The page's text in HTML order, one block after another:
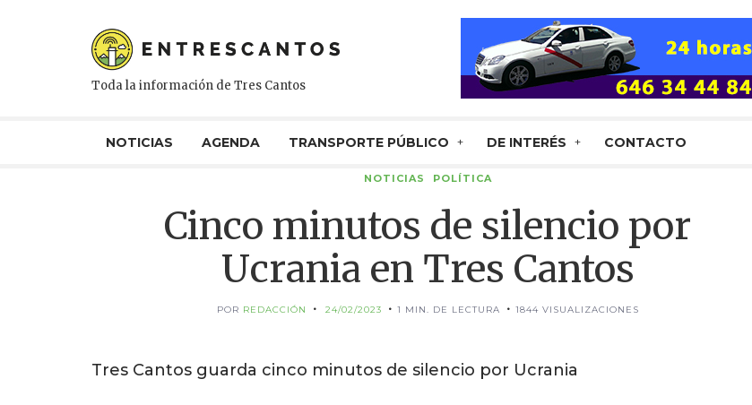
Toda la información de Tres Cantos
NOTICIAS AGENDA TRANSPORTE PÚBLICO DE INTERÉS CONTACTO
NOTICIAS POLÍTICA
Cinco minutos de silencio por
Ucrania en Tres Cantos
POR REDACCIÓN 24/02/2023 1 MIN. DE LECTURA 1844 VISUALIZACIONES
Tres Cantos guarda cinco minutos de silencio por Ucrania